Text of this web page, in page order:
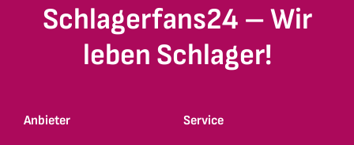
Schlagerfans24 – Wir
leben Schlager!
Anbieter Service